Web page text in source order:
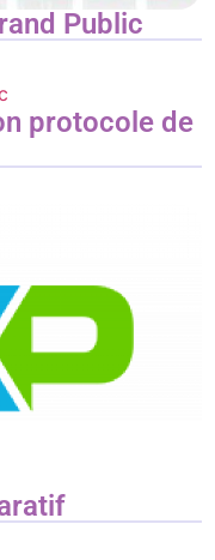
Public
protocole de